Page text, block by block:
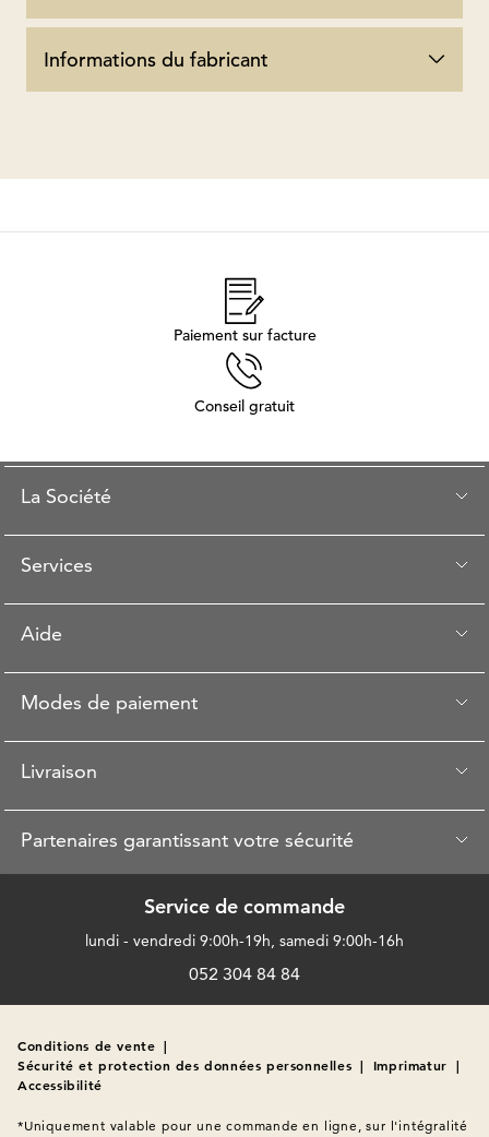
Informations du fabricant
Paiement sur facture
Conseil gratuit
La Société
Services
Aide
Modes de paiement
Livraison
Partenaires garantissant votre sécurité
Service de commande
lundi - vendredi 9:00h-19h, samedi 9:00h-16h
052 304 84 84
Conditions de vente |
Sécurité et protection des données personnelles | Imprimatur |
Accessibilité
*Uniquement valable pour une commande en ligne, sur l'intégralité